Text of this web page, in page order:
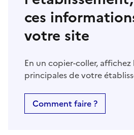
ces
votre site
En un copier-coller,
principales de votre
Comment faire ?